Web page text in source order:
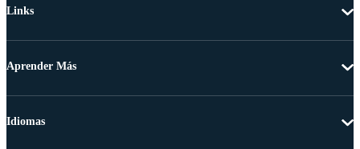
Links
Aprender Más
Idiomas